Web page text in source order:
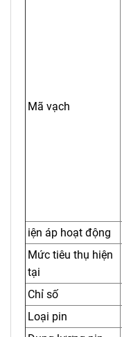
Mã vạch
iện áp hoạt động
Mức tiêu thụ hiện
tại
Chỉ số
Loại pin